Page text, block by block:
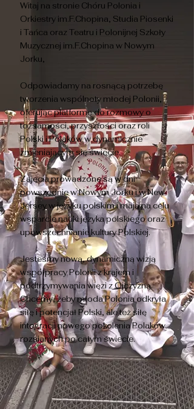
Witaj na stronie Chóru Polonia i
Orkiestry im.F.Chopina, Studia Piosenki
i Tańca oraz Teatru i Polonijnej Szkoły
Muzycznej im.F.Chopina w Nowym
Jorku,
Odpowiadamy na rosnącą potrzebę
tworzenia wspólnoty młodej Polonii,
oferując platformę do rozmowy o
tożsamości, przyszłości oraz roli
Polski i Polaków w dynamicznie
zmieniającym się świecie.
Zajęcia prowadzone są w dni
powszednie w Nowym Jorku iw New
Jersey w języku polskim i mają na celu
wsparcie nauki języka polskiego oraz
upowszechnianie kultury Polskiej.
Jesteśmy nową, dynamiczną wizją
współpracy Polonii z krajem i
podtrzymywania więzi z Ojczyzną.
Chcemy, żeby młoda Polonia odkryła
siłę i potencjał Polski, ale też siłę
integracji nowego pokolenia Polaków
rozsianych po całym świecie.